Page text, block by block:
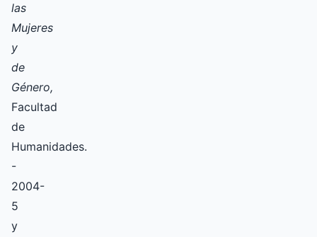
las
Mujeres
y
de
Género,
Facultad
de
Humanidades.
-
2004-
5
y